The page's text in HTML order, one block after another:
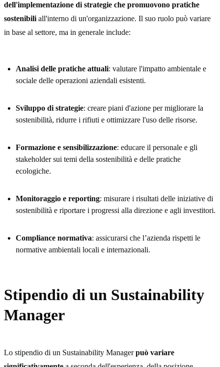
dell'implementazione di strategie che promuovono pratiche
sostenibili all'interno di un'organizzazione. Il suo ruolo può variare
in base al settore, ma in generale include:
Analisi delle pratiche attuali: valutare l'impatto ambientale e
sociale delle operazioni aziendali esistenti.
Sviluppo di strategie: creare piani d'azione per migliorare la
sostenibilità, ridurre i rifiuti e ottimizzare l'uso delle risorse.
Formazione e sensibilizzazione: educare il personale e gli
stakeholder sui temi della sostenibilità e delle pratiche
ecologiche.
Monitoraggio e reporting: misurare i risultati delle iniziative di
sostenibilità e riportare i progressi alla direzione e agli investitori.
Compliance normativa: assicurarsi che l’azienda rispetti le
normative ambientali locali e internazionali.
Stipendio di un Sustainability
Manager
Lo stipendio di un Sustainability Managerpuò variare